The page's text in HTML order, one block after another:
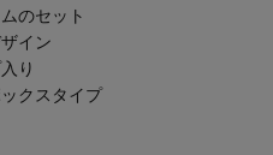
のセット
イン
り
クスタイプ